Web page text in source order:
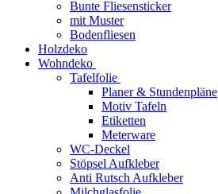
Bunte Fliesensticker
mit Muster
Bodenfliesen
Holzdeko
Wohndeko
Tafelfolie
Planer & Stundenpläne
Motiv Tafeln
Etiketten
Meterware
WC-Deckel
Stöpsel Aufkleber
Anti Rutsch Aufkleber